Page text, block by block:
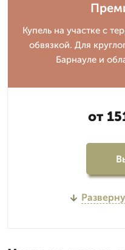
Купель на участке с
обвязкой. Для
Барнауле и
от